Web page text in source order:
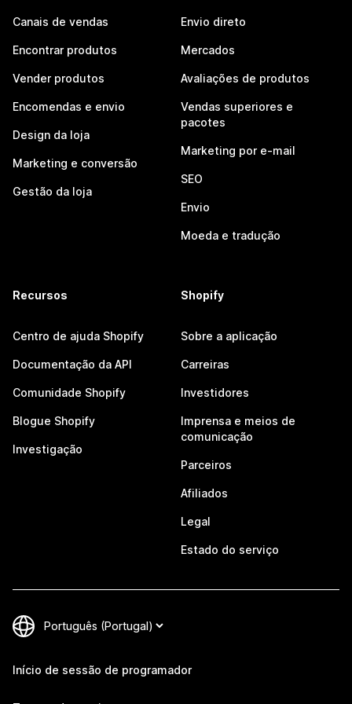
Canais de vendas
Encontrar produtos
Vender produtos
Encomendas e envio
Design da loja
Marketing e conversão
Gestão da loja
Envio direto
Mercados
Avaliações de produtos
Vendas superiores e
pacotes
Marketing por e-mail
SEO
Envio
Moeda e tradução
Recursos
Centro de ajuda Shopify
Documentação da API
Comunidade Shopify
Blogue Shopify
Investigação
Shopify
Sobre a aplicação
Carreiras
Investidores
Imprensa e meios de
comunicação
Parceiros
Afiliados
Legal
Estado do serviço
Início de sessão de programador